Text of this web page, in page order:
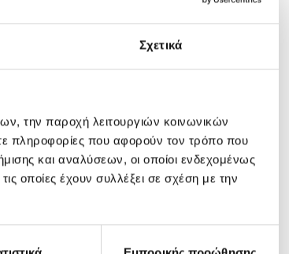
Σχετικά
την παροχή λειτουργιών κοινωνικών
πληροφορίες που αφορούν τον τρόπο που
και αναλύσεων, οι οποίοι ενδεχομένως
οποίες έχουν συλλέξει σε σχέση με την